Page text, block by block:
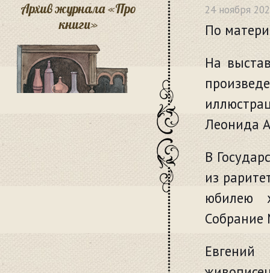
24 ноября
По
На
Леонида
В
из
юбилею
Собрание
Евгений
Архив журнала «Про
книги»